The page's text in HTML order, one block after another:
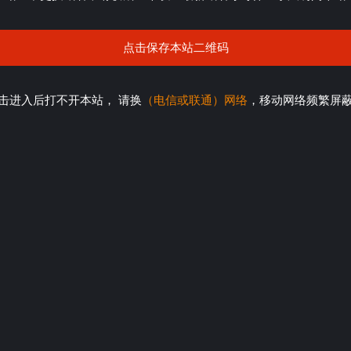
点击保存本站二维码
进入后打不开本站， 请换 （电信或联通）网络 ，移动网络频繁屏